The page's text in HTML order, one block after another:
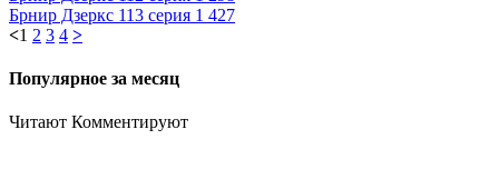
Брнир Дзеркс 113 серия 1 427
<1 2 3 4 >
Популярное за месяц
Читают Комментируют